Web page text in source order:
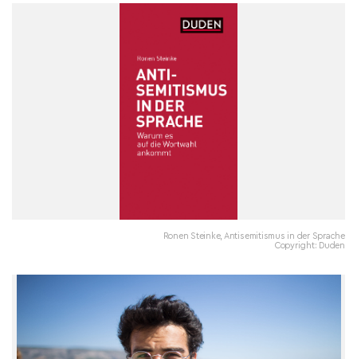
Ronen Steinke, Antisemitismus in der Sprache
Copyright: Duden